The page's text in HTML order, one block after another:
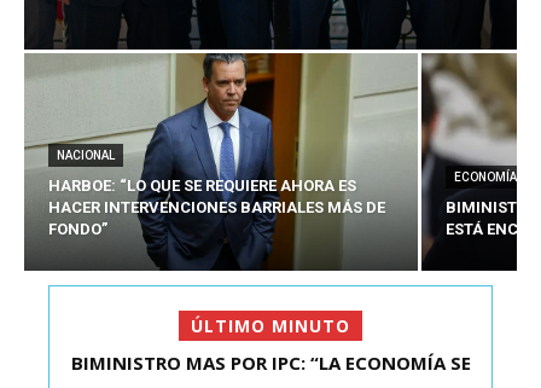
NACIONAL
HARBOE: “LO QUE SE REQUIERE AHORA ES
HACER INTERVENCIONES BARRIALES MÁS DE
FONDO”
ECONOMÍA
BIMINISTRO
ESTÁ
ÚLTIMO MINUTO
KAST SE REUNIÓ CON EL PRESIDENTE ELECTO DE
BIMINISTRO MAS POR IPC: “LA ECONOMÍA SE